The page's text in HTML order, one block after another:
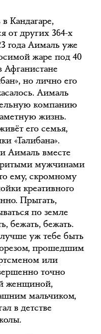
Кандагаре,
от других 364-х
года Аималь уже
жаре под 40
Афганистане
но лично его
Аималь
компанию
жизнь.
его семья,
«Талибана».
Аималь вместе
мужчинами
ему, скромному
креативного
Прыгать,
по земле
бежать, бежать.
уж тебе быть
прошедшим
или
точно
женщиной,
мальчиком,
в детстве